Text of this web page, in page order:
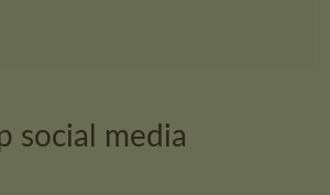
social media